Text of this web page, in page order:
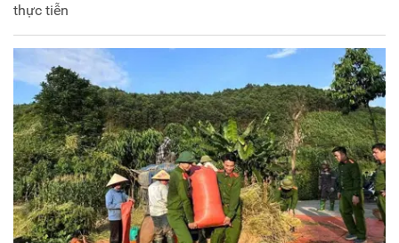
thực tiễn